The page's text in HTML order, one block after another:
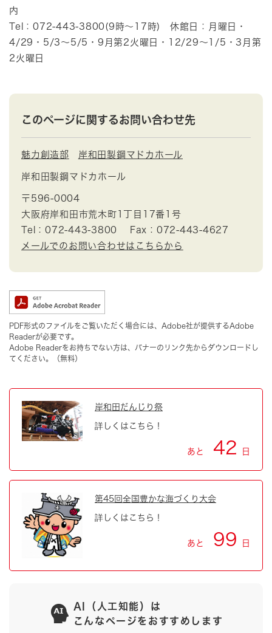
内
Tel：072-443-3800(9時～17時) 休館日：月曜日・
4/29・5/3～5/5・9月第2火曜日・12/29～1/5・3月第
2火曜日
このページに関するお問い合わせ先
魅力創造部 岸和田製鋼マドカホール
岸和田製鋼マドカホール
〒596-0004
大阪府岸和田市荒木町1丁目17番1号
Tel：072-443-3800
Fax：072-443-4627
メールでのお問い合わせはこちらから
PDF形式のファイルをご覧いただく場合には、Adobe社が提供するAdobe
Readerが必要です。
Adobe Readerをお持ちでない方は、バナーのリンク先からダウンロードし
てください。（無料）
岸和田だんじり祭
詳しくはこちら！
あと 42 日
第45回全国豊かな海づくり大会
詳しくはこちら！
あと 99 日
AI（人工知能）は
こんなページをおすすめします